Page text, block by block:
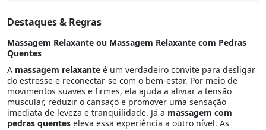
Destaques & Regras
Massagem Relaxante ou Massagem Relaxante com Pedras
Quentes
A massagem relaxante é um verdadeiro convite para desligar
do estresse e reconectar-se com o bem-estar. Por meio de
movimentos suaves e firmes, ela ajuda a aliviar a tensão
muscular, reduzir o cansaço e promover uma sensação
imediata de leveza e tranquilidade. Já a massagem com
pedras quentes eleva essa experiência a outro nível. As